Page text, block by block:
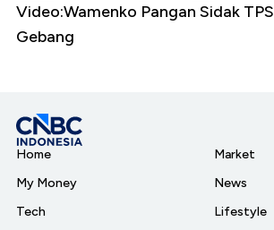
Video:Wamenko Pangan Sidak
Gebang
Home
My Money
Tech
Market
News
Lifestyle